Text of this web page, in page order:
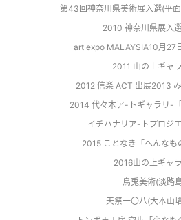
第43回神奈川県美術展入選(平
2010 神奈川県展入
art expo MALAYSIA10月27
2011 山の上ギャ
2012 信楽 ACT 出展2013
2014 代々木ア-トギャラリ-「
イチハナリア-トプロジ
2015 ことなき「へんなも
2016山の上ギャ
烏兎美術(淡路
天祭一〇八(大本山